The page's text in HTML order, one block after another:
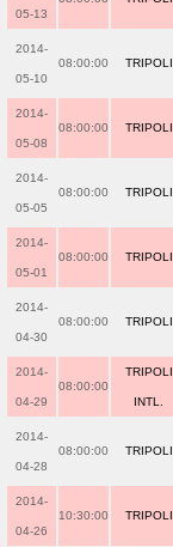
05-13
2014-
05-10
08:00:00 TRIPOLI
2014-
05-08
08:00:00 TRIPOLI
2014-
05-05
08:00:00 TRIPOLI
2014-
05-01
08:00:00 TRIPOLI
2014-
04-30
08:00:00 TRIPOLI
2014-
04-29
08:00:00
TRIPOLI
INTL.
2014-
04-28
08:00:00 TRIPOLI
2014-
04-26
10:30:00 TRIPOLI